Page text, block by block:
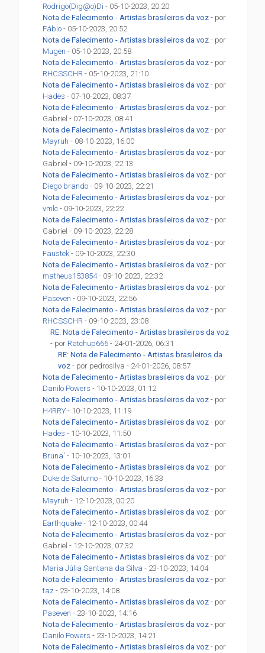
Rodrigo(Dig@o)Di - 05-10-2023, 20:20
Nota de Falecimento - Artistas brasileiros da voz - por
Fábio - 05-10-2023, 20:52
Nota de Falecimento - Artistas brasileiros da voz - por
Mugen - 05-10-2023, 20:58
Nota de Falecimento - Artistas brasileiros da voz - por
RHCSSCHR - 05-10-2023, 21:10
Nota de Falecimento - Artistas brasileiros da voz - por
Hades - 07-10-2023, 08:37
Nota de Falecimento - Artistas brasileiros da voz - por
Gabriel - 07-10-2023, 08:41
Nota de Falecimento - Artistas brasileiros da voz - por
Mayruh - 08-10-2023, 16:00
Nota de Falecimento - Artistas brasileiros da voz - por
Gabriel - 09-10-2023, 22:13
Nota de Falecimento - Artistas brasileiros da voz - por
Diego brando - 09-10-2023, 22:21
Nota de Falecimento - Artistas brasileiros da voz - por
vmlc - 09-10-2023, 22:22
Nota de Falecimento - Artistas brasileiros da voz - por
Gabriel - 09-10-2023, 22:28
Nota de Falecimento - Artistas brasileiros da voz - por
Faustek- 09-10-2023, 22:30
Nota de Falecimento - Artistas brasileiros da voz - por
matheus153854- 09-10-2023, 22:32
Nota de Falecimento - Artistas brasileiros da voz - por
Paseven - 09-10-2023, 22:56
Nota de Falecimento - Artistas brasileiros da voz - por
RHCSSCHR - 09-10-2023, 23:08
RE: Nota de Falecimento - Artistas brasileiros da voz
- por Ratchup666 - 24-01-2026, 06:31
RE: Nota de Falecimento - Artistas brasileiros da
voz - por pedrosilva - 24-01-2026, 08:57
Nota de Falecimento - Artistas brasileiros da voz - por
Danilo Powers - 10-10-2023, 01:12
Nota de Falecimento - Artistas brasileiros da voz - por
H4RRY - 10-10-2023, 11:19
Nota de Falecimento - Artistas brasileiros da voz - por
Hades - 10-10-2023, 11:50
Nota de Falecimento - Artistas brasileiros da voz - por
Bruna' - 10-10-2023, 13:01
Nota de Falecimento - Artistas brasileiros da voz - por
Duke de Saturno - 10-10-2023, 16:33
Nota de Falecimento - Artistas brasileiros da voz - por
Mayruh - 12-10-2023, 00:20
Nota de Falecimento - Artistas brasileiros da voz - por
Earthquake - 12-10-2023, 00:44
Nota de Falecimento - Artistas brasileiros da voz - por
Gabriel - 12-10-2023, 07:32
Nota de Falecimento - Artistas brasileiros da voz - por
Maria Júlia Santana da Silva - 23-10-2023, 14:04
Nota de Falecimento - Artistas brasileiros da voz - por
taz - 23-10-2023, 14:08
Nota de Falecimento - Artistas brasileiros da voz - por
Paseven - 23-10-2023, 14:16
Nota de Falecimento - Artistas brasileiros da voz - por
Danilo Powers - 23-10-2023, 14:21
Nota de Falecimento - Artistas brasileiros da voz - por